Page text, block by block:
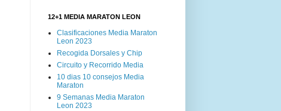
12+1 MEDIA MARATON LEON
Clasificaciones Media Maraton
Leon 2023
Recogida Dorsales y Chip
Circuito y Recorrido Media
10 dias 10 consejos Media
Maraton
9 Semanas Media Maraton
Leon 2023